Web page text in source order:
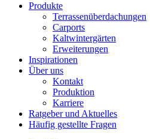
Produkte
Terrassenüberdachungen
Carports
Kaltwintergärten
Erweiterungen
Inspirationen
Über uns
Kontakt
Produktion
Karriere
Ratgeber und Aktuelles
Häufig gestellte Fragen